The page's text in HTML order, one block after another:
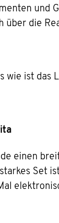
und
über die
wie ist das
einen
Set